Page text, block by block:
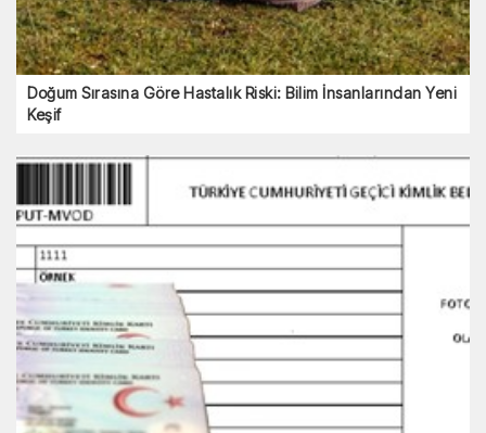
Doğum Sırasına Göre Hastalık Riski: Bilim İnsanlarından Yeni
Keşif